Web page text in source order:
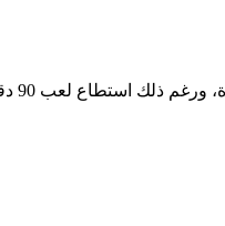
من أجل الاستعداد للمواجهة المقبل أمام المنتخب الكندي.